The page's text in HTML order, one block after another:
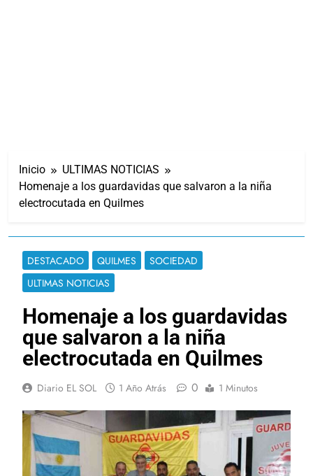
Inicio
ULTIMAS NOTICIAS
Homenaje a los guardavidas que salvaron a la niña
electrocutada en Quilmes
DESTACADO QUILMES
SOCIEDAD
ULTIMAS NOTICIAS
Homenaje a los guardavidas
que salvaron a la niña
electrocutada en Quilmes
Diario EL SOL 1 Año Atrás 0 1 Minutos